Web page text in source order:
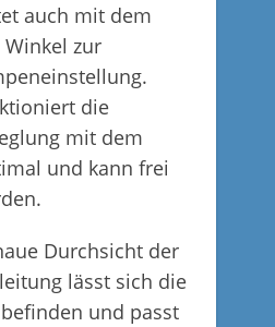
auch mit dem
zur
die
mit dem
und kann frei
Durchsicht der
lässt sich die
und passt